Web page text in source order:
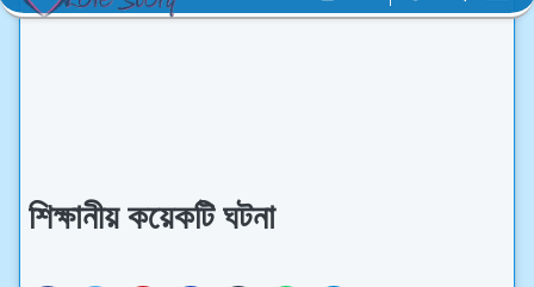
শিক্ষানীয় কয়েকটি ঘটনা